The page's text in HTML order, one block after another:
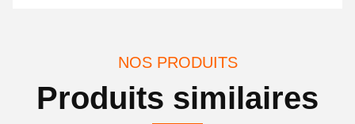
NOS PRODUITS
Produits similaires